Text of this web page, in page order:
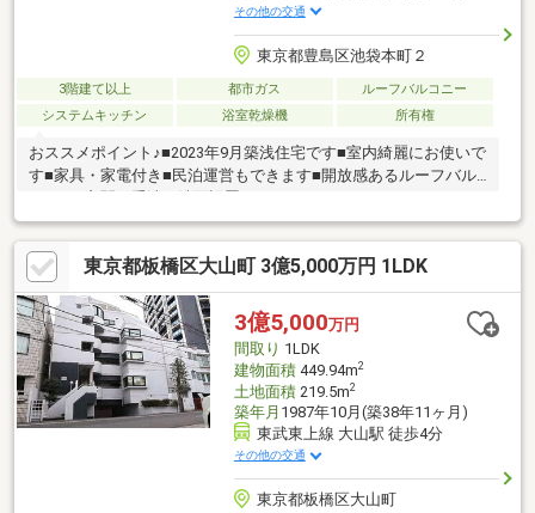
その他の交通
東京都豊島区池袋本町２
3階建て以上 都市ガス
ルーフバルコニー
システムキッチン
浴室乾燥機 所有権
おススメポイント♪■2023年9月築浅住宅です■室内綺麗にお使いで
す■家具・家電付き■民泊運営もできます■開放感あるルーフバル
コニー■玄関に手洗い洗面設置
東京都板橋区大山町 3億5,000万円 1LDK
3億5,000万円
間取り 1LDK
建物面積449.94m2
土地面積219.5m2
築年月 1987年10月(築38年11ヶ月)
東武東上線 大山駅 徒歩4分
その他の交通
東京都板橋区大山町